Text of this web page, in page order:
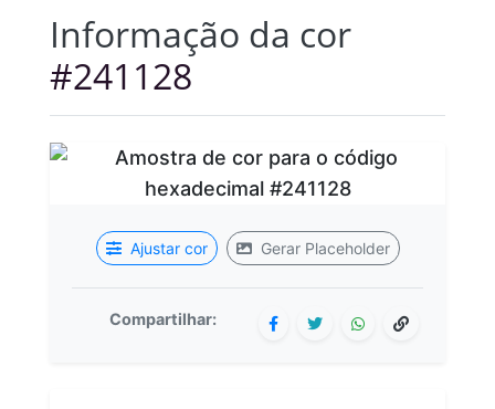
Informação da cor
#241128
Ajustar cor Gerar Placeholder
Compartilhar: